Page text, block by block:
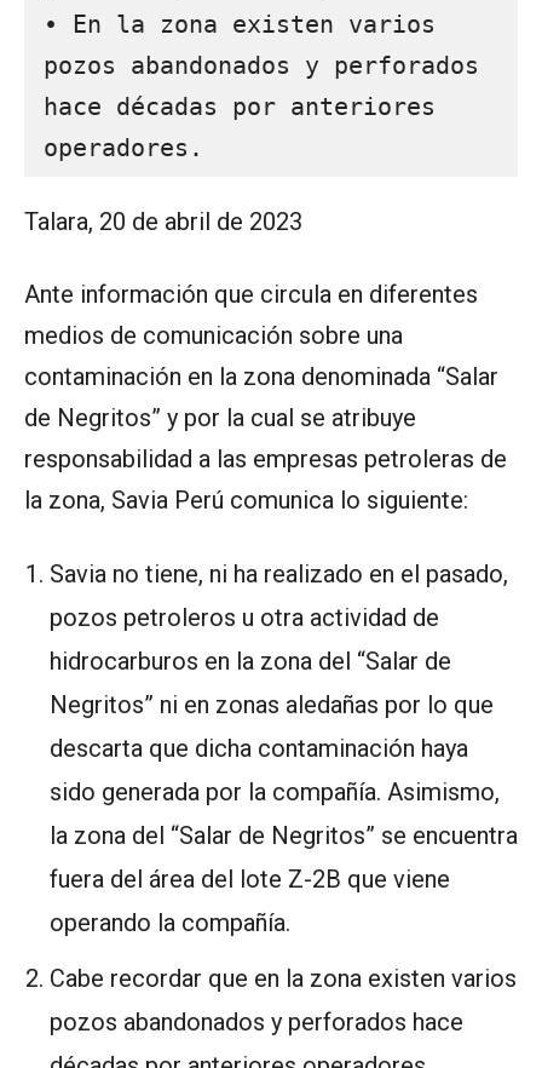
• En la zona existen varios
pozos abandonados y perforados
hace décadas por anteriores
operadores.
Talara, 20 de abril de 2023
Ante información que circula en diferentes
medios de comunicación sobre una
contaminación en la zona denominada “Salar
de Negritos” y por la cual se atribuye
responsabilidad a las empresas petroleras de
la zona, Savia Perú comunica lo siguiente:
Savia no tiene, ni ha realizado en el pasado,
pozos petroleros u otra actividad de
hidrocarburos en la zona del “Salar de
Negritos” ni en zonas aledañas por lo que
descarta que dicha contaminación haya
sido generada por la compañía. Asimismo,
la zona del “Salar de Negritos” se encuentra
fuera del área del lote Z-2B que viene
operando la compañía.
Cabe recordar que en la zona existen varios
pozos abandonados y perforados hace